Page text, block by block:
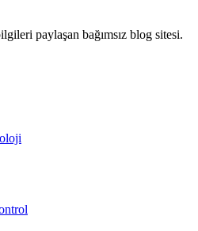
paylaşan bağımsız blog sitesi.